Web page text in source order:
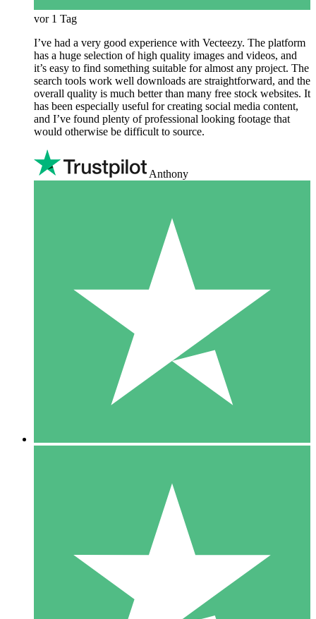
vor 1 Tag
I’ve had a very good experience with Vecteezy. The platform
has a huge selection of high quality images and videos, and
it’s easy to find something suitable for almost any project. The
search tools work well downloads are straightforward, and the
overall quality is much better than many free stock websites. It
has been especially useful for creating social media content,
and I’ve found plenty of professional looking footage that
would otherwise be difficult to source.
Anthony